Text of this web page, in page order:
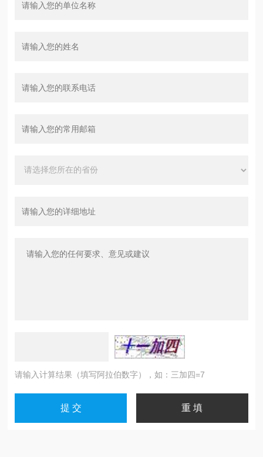
请输入计算结果（填写阿拉伯数字），如：三加四=7